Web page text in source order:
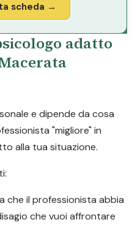
scheda →
adatto
e dipende da cosa
"migliore" in
alla tua situazione.
che il professionista abbia
che vuoi affrontare